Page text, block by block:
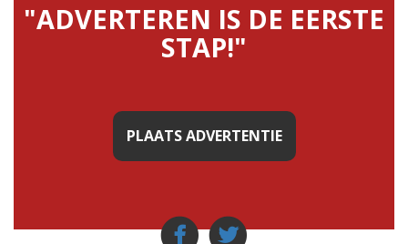
"ADVERTEREN IS DE EERSTE
STAP!"
PLAATS ADVERTENTIE